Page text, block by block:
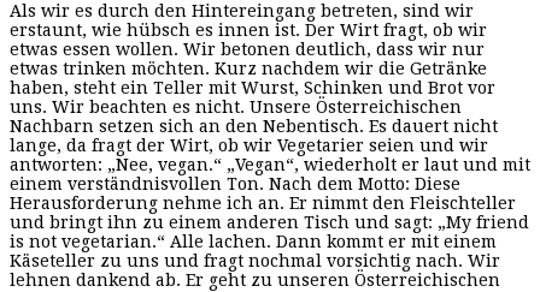
Als wir es durch den Hintereingang betreten, sind wir
erstaunt, wie hübsch es innen ist. Der Wirt fragt, ob wir
etwas essen wollen. Wir betonen deutlich, dass wir nur
etwas trinken möchten. Kurz nachdem wir die Getränke
haben, steht ein Teller mit Wurst, Schinken und Brot vor
uns. Wir beachten es nicht. Unsere Österreichischen
Nachbarn setzen sich an den Nebentisch. Es dauert nicht
lange, da fragt der Wirt, ob wir Vegetarier seien und wir
antworten: „Nee, vegan.“ „Vegan“, wiederholt er laut und mit
einem verständnisvollen Ton. Nach dem Motto: Diese
Herausforderung nehme ich an. Er nimmt den Fleischteller
und bringt ihn zu einem anderen Tisch und sagt: „My friend
is not vegetarian.“ Alle lachen. Dann kommt er mit einem
Käseteller zu uns und fragt nochmal vorsichtig nach. Wir
lehnen dankend ab. Er geht zu unseren Österreichischen